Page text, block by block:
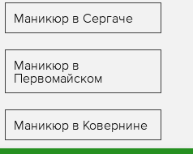
Маникюр в Сергаче
Маникюр в
Первомайском
Маникюр в Ковернине